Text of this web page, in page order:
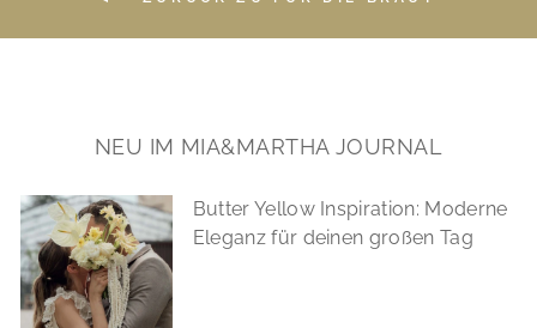
NEU IM MIA&MARTHA JOURNAL
Butter Yellow Inspiration: Moderne
Eleganz für deinen großen Tag